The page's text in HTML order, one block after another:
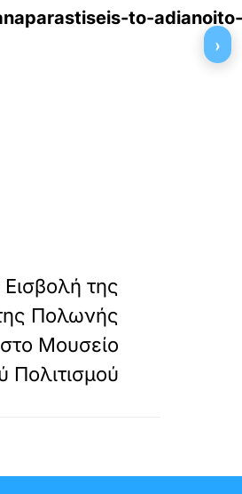
to-
της
Πολωνής
Μουσείο
Πολιτισμού
›